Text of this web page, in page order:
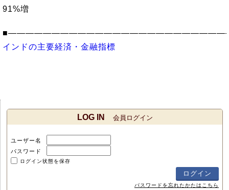
91%増
インドの主要経済・金融指標
LOG IN 会員ログイン
ユーザー名
パスワード
ログイン状態を保存
パスワードを忘れたかたはこちら